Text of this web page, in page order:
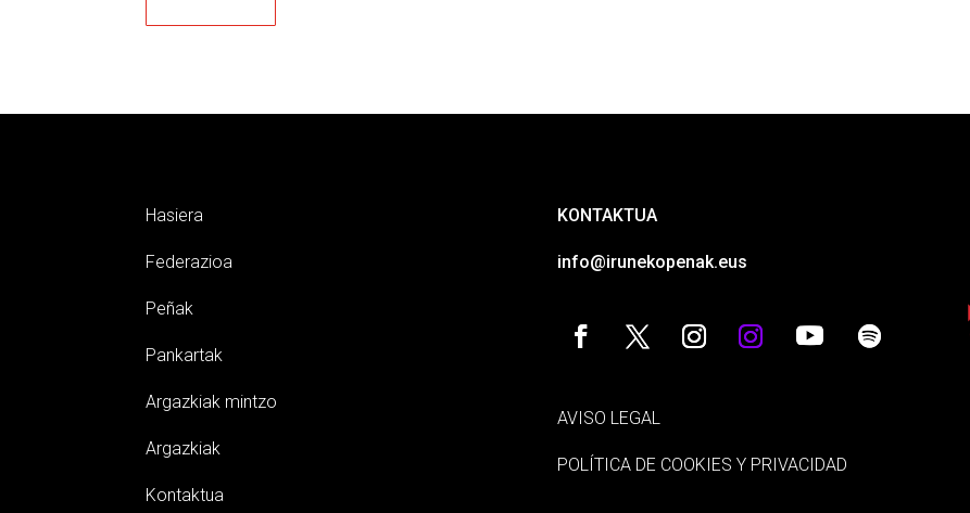
Hasiera
Federazioa
Peñak
Pankartak
Argazkiak mintzo
Argazkiak
Kontaktua
KONTAKTUA
info@irunekopenak.eus
AVISO LEGAL
POLÍTICA DE COOKIES Y PRIVACIDAD